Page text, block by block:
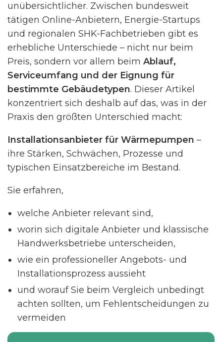
unübersichtlicher. Zwischen bundesweit
tätigen Online-Anbietern, Energie-Startups
und regionalen SHK-Fachbetrieben gibt es
erhebliche Unterschiede – nicht nur beim
Preis, sondern vor allem beim Ablauf,
Serviceumfang und der Eignung für
bestimmte Gebäudetypen. Dieser Artikel
konzentriert sich deshalb auf das, was in der
Praxis den größten Unterschied macht:
Installationsanbieter für Wärmepumpen –
ihre Stärken, Schwächen, Prozesse und
typischen Einsatzbereiche im Bestand.
Sie erfahren,
welche Anbieter relevant sind,
worin sich digitale Anbieter und klassische
Handwerksbetriebe unterscheiden,
wie ein professioneller Angebots- und
Installationsprozess aussieht
und worauf Sie beim Vergleich unbedingt
achten sollten, um Fehlentscheidungen zu
vermeiden